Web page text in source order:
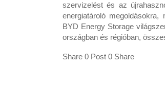
szervizelést és az
energiatároló megoldásokra,
BYD Energy Storage
országban és régióban,
Share 0 Post 0 Share